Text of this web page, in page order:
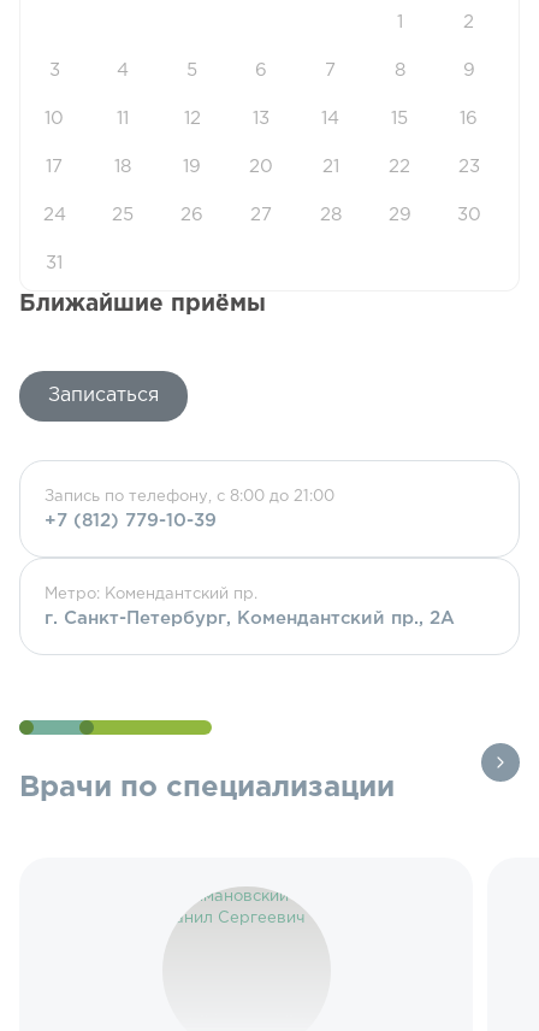
1 2
3 4 5 6 7 8 9
10 11 12 13 14 15 16
17 18 19 20 21 22 23
24 25 26 27 28 29 30
31
Ближайшие приёмы
Записаться
Запись по телефону, с 8:00 до 21:00
+7 (812) 779-10-39
Метро: Комендантский пр.
г. Санкт-Петербург, Комендантский пр., 2А
Врачи по специализации